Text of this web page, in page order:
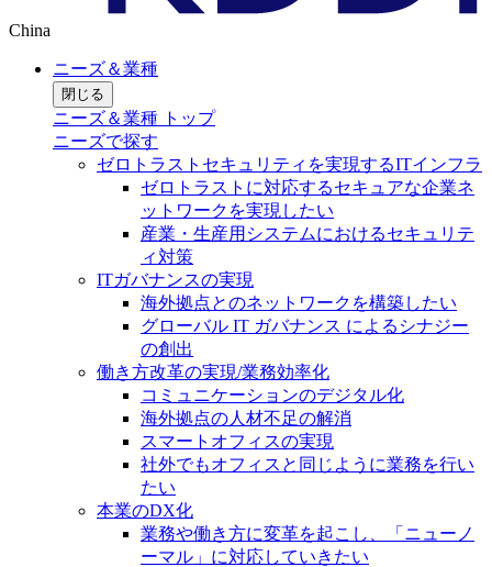
China
ニーズ＆業種
閉じる
ニーズ＆業種 トップ
ニーズで探す
ゼロトラストセキュリティを実現するITインフラ
ゼロトラストに対応するセキュアな企業ネ
ットワークを実現したい
産業・生産用システムにおけるセキュリテ
ィ対策
ITガバナンスの実現
海外拠点とのネットワークを構築したい
グローバル IT ガバナンス によるシナジー
の創出
働き方改革の実現/業務効率化
コミュニケーションのデジタル化
海外拠点の人材不足の解消
スマートオフィスの実現
社外でもオフィスと同じように業務を行い
たい
本業のDX化
業務や働き方に変革を起こし、「ニューノ
ーマル」に対応していきたい